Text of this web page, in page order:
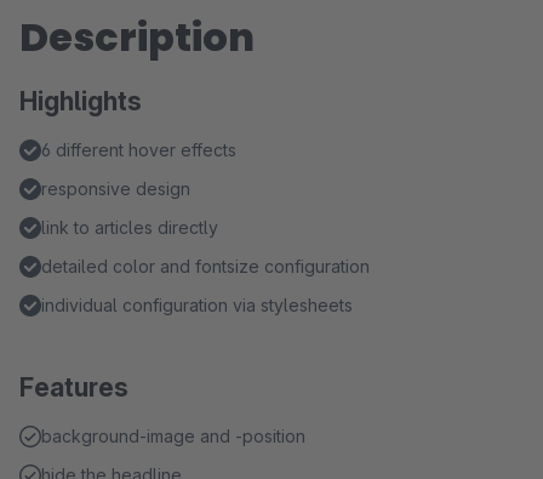
Description
Highlights
6 different hover effects
responsive design
link to articles directly
detailed color and fontsize configuration
individual configuration via stylesheets
Features
background-image and -position
hide the headline